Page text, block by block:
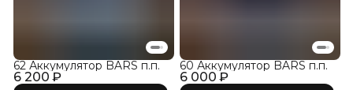
6 200 ₽
62 Аккумулятор BARS п.п.
6 000 ₽
60 Аккумулятор BARS п.п.